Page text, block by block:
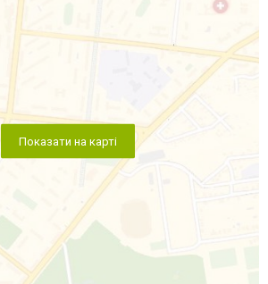
Показати на карті